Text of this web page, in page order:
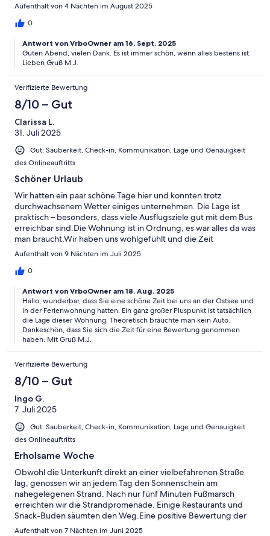
Aufenthalt von 4 Nächten im August 2025
0
Antwort von VrboOwner am 16. Sept. 2025
Guten Abend, vielen Dank. Es ist immer schön, wenn alles bestens ist.
Lieben Gruß M.J.
Verifizierte Bewertung
8/10 – Gut
Clarissa L.
31. Juli 2025
Gut: Sauberkeit, Check-in, Kommunikation, Lage und Genauigkeit
des Onlineauftritts
Schöner Urlaub
Wir hatten ein paar schöne Tage hier und konnten trotz
durchwachsenem Wetter einiges unternehmen. Die Lage ist
praktisch – besonders, dass viele Ausflugsziele gut mit dem Bus
erreichbar sind.Die Wohnung ist in Ordnung, es war alles da was
man braucht.Wir haben uns wohlgefühlt und die Zeit
genossen.Vielen Dank für die Unterkunft!
Aufenthalt von 9 Nächten im Juli 2025
0
Antwort von VrboOwner am 18. Aug. 2025
Hallo, wunderbar, dass Sie eine schöne Zeit bei uns an der Ostsee und
in der Ferienwohnung hatten. Ein ganz großer Pluspunkt ist tatsächlich
die Lage dieser Wohnung. Theoretisch bräuchte man kein Auto.
Dankeschön, dass Sie sich die Zeit für eine Bewertung genommen
haben. Mit Gruß M.J.
Verifizierte Bewertung
8/10 – Gut
Ingo G.
7. Juli 2025
Gut: Sauberkeit, Check-in, Kommunikation, Lage und Genauigkeit
des Onlineauftritts
Erholsame Woche
Obwohl die Unterkunft direkt an einer vielbefahrenen Straße
lag, genossen wir an jedem Tag den Sonnenschein am
nahegelegenen Strand. Nach nur fünf Minuten Fußmarsch
erreichten wir die Strandpromenade. Einige Restaurants und
Snack-Buden säumten den Weg.Eine positive Bewertung der
Unterkunft haben wir auch im Gästebuch verwewigt.
Aufenthalt von 7 Nächten im Juni 2025